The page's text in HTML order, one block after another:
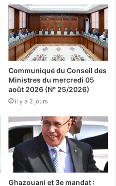
Communiqué du Conseil des
Ministres du mercredi 05
août 2026 (N° 25/2026)
il y a 2 jours
Ghazouani et 3e mandat :